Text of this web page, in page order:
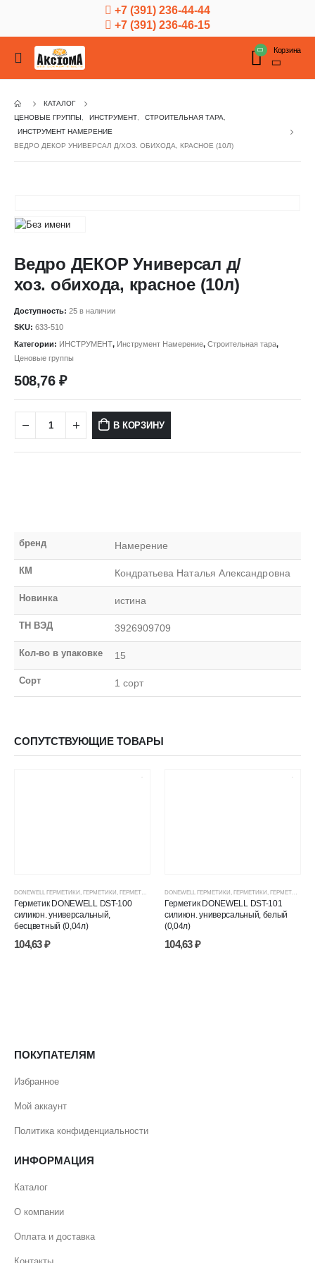
+7 (391) 236-44-44
+7 (391) 236-46-15
Корзина
КАТАЛОГ
ЦЕНОВЫЕ ГРУППЫ
ИНСТРУМЕНТ СТРОИТЕЛЬНАЯ ТАРА
ИНСТРУМЕНТ НАМЕРЕНИЕ
ВЕДРО ДЕКОР УНИВЕРСАЛ Д/ХОЗ. ОБИХОДА, КРАСНОЕ (10Л)
Ведро ДЕКОР Универсал д/
хоз. обихода, красное (10л)
Доступность: 25 в наличии
SKU: 633-510
Категории: ИНСТРУМЕНТ, Инструмент Намерение, Строительная тара,
Ценовые группы
508,76₽
В КОРЗИНУ
бренд Намерение
КМ Кондратьева Наталья Александровна
Новинка истина
ТН ВЭД 3926909709
Кол-во в упаковке 15
Сорт 1 сорт
СОПУТСТВУЮЩИЕ ТОВАРЫ
DONEWELL ГЕРМЕТИКИ, ГЕРМЕТИКИ, ГЕРМЕТИКИ СИЛИКОНОВЫЕ ,ГЕРМЕТИКИ, КЛЕИ, ПЕНЫ,ЦЕНОВЫЕ
Герметик DONEWELL DST-100
силикон. универсальный,
бесцветный (0,04л)
104,63₽
DONEWELL ГЕРМЕТИКИ, ГЕРМЕТИКИ, ГЕРМЕТИКИ СИЛИКОНОВЫЕ
Герметик DONEWELL DST-101
силикон. универсальный, белый
(0,04л)
104,63₽
ПОКУПАТЕЛЯМ
Избранное
Мой аккаунт
Политика конфиденциальности
ИНФОРМАЦИЯ
Каталог
О компании
Оплата и доставка